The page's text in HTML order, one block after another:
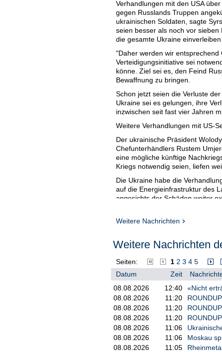
Verhandlungen mit den USA
gegen Russlands Truppen
ukrainischen Soldaten, sagte
seien besser als noch vor
die gesamte Ukraine
"Daher werden wir
Verteidigungsinitiative sei
könne. Ziel sei es, den Feind
Bewaffnung zu bringen.
Schon jetzt seien die Verluste
Ukraine sei es gelungen, ihre
inzwischen seit fast vier Jahren
Weitere Verhandlungen mit US-
Der ukrainische Präsident
Chefunterhändlers Rustem
eine mögliche künftige
Kriegs notwendig seien, liefen
Die Ukraine habe die
auf die Energieinfrastruktur des
angesichts der Schäden weiter
Umjerow berichtete, dass sich
Wiederaufbau der Ukraine und
möglichen Kriegsende
Weitere Nachrichten
Weitere Nachrichten
Seiten: 1 2 3 4 5
Datum
Zeit
08.08.2026
12:40
«Nicht
08.08.2026
11:20
08.08.2026
11:20
08.08.2026
11:20
08.08.2026
11:06
08.08.2026
11:06
Moskau
08.08.2026
11:05